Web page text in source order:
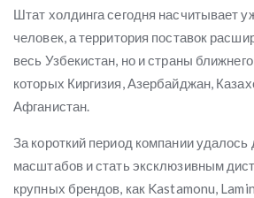
Штат холдинга сегодня насчитывает
человек, а территория поставок
весь Узбекистан, но и страны
которых Киргизия, Азербайджан,
Афганистан.
За короткий период компании
масштабов и стать эксклюзивным
крупных брендов, как Kastamonu,